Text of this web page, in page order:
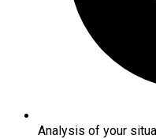
Analysis of your